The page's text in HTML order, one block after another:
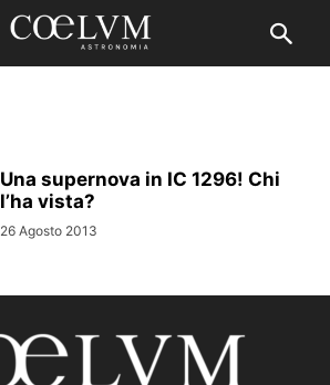
Una supernova in IC 1296! Chi
l’ha vista?
26 Agosto 2013